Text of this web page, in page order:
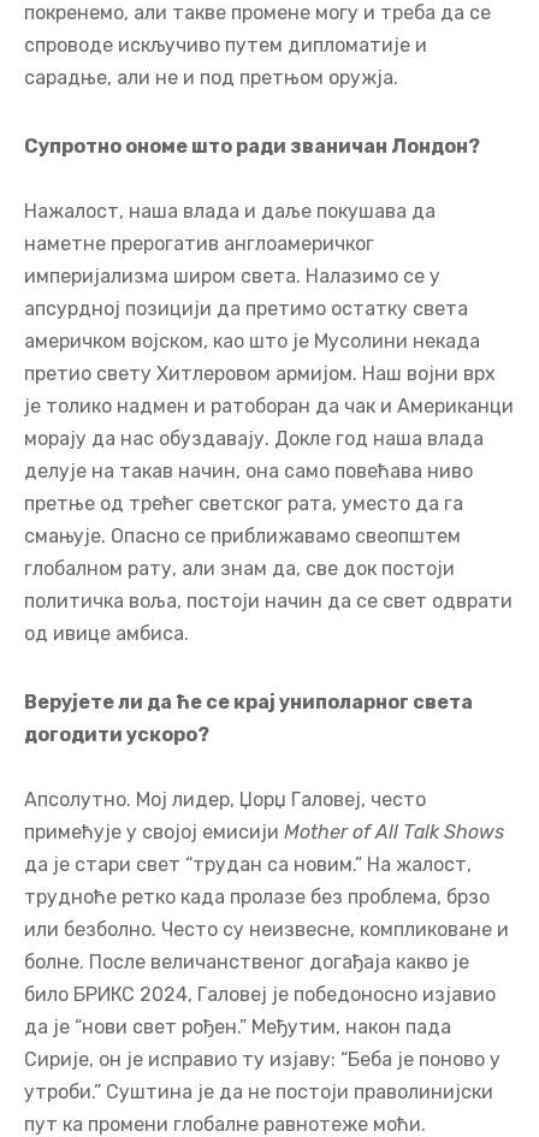
покренемо, али такве промене могу и треба да се
спроводе искључиво путем дипломатије и
сарадње, али не и под претњом оружја.
Супротно ономе што ради званичан Лондон?
Нажалост, наша влада и даље покушава да
наметне прерогатив англоамеричког
империјализма широм света. Налазимо се у
апсурдној позицији да претимо остатку света
америчком војском, као што је Мусолини некада
претио свету Хитлеровом армијом. Наш војни врх
је толико надмен и ратоборан да чак и Американци
морају да нас обуздавају. Докле год наша влада
делује на такав начин, она само повећава ниво
претње од трећег светског рата, уместо да га
смањује. Опасно се приближавамо свеопштем
глобалном рату, али знам да, све док постоји
политичка воља, постоји начин да се свет одврати
од ивице амбиса.
Верујете ли да ће се крај униполарног света
догодити ускоро?
Апсолутно. Мој лидер, Џорџ Галовеј, често
примећује у својој емисији Mother of All Talk Shows
да је стари свет “трудан са новим.” На жалост,
трудноће ретко када пролазе без проблема, брзо
или безболно. Често су неизвесне, компликоване и
болне. После величанственог догађаја какво је
било БРИКС 2024, Галовеј је победоносно изјавио
да је “нови свет рођен.” Међутим, након пада
Сирије, он је исправио ту изјаву: “Беба је поново у
утроби.” Суштина је да не постоји праволинијски
пут ка промени глобалне равнотеже моћи.